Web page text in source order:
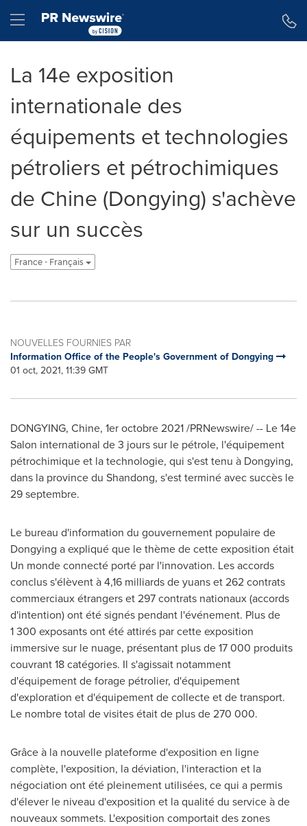
Hamburger menu
La 14e exposition
internationale des
équipements et technologies
pétroliers et pétrochimiques
de Chine (Dongying) s'achève
sur un succès
France - Français
NOUVELLES FOURNIES PAR
Information Office of the People's Government of Dongying
01 oct, 2021, 11:39 GMT
DONGYING, Chine, 1er octobre 2021 /PRNewswire/ -- Le 14e
Salon international de 3 jours sur le pétrole, l'équipement
pétrochimique et la technologie, qui s'est tenu à Dongying,
dans la province du Shandong, s'est terminé avec succès le
29 septembre.
Le bureau d'information du gouvernement populaire de
Dongying a expliqué que le thème de cette exposition était
Un monde connecté porté par l'innovation. Les accords
conclus s'élèvent à 4,16 milliards de yuans et 262 contrats
commerciaux étrangers et 297 contrats nationaux (accords
d'intention) ont été signés pendant l'événement. Plus de
1 300 exposants ont été attirés par cette exposition
immersive sur le nuage, présentant plus de 17 000 produits
couvrant 18 catégories. Il s'agissait notamment
d'équipement de forage pétrolier, d'équipement
d'exploration et d'équipement de collecte et de transport.
Le nombre total de visites était de plus de 270 000.
Grâce à la nouvelle plateforme d'exposition en ligne
complète, l'exposition, la déviation, l'interaction et la
négociation ont été pleinement utilisées, ce qui a permis
d'élever le niveau d'exposition et la qualité du service à de
nouveaux sommets. L'exposition comportait des zones